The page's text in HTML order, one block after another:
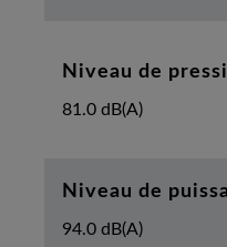
Niveau de
81.0 dB(A)
Niveau de
94.0 dB(A)